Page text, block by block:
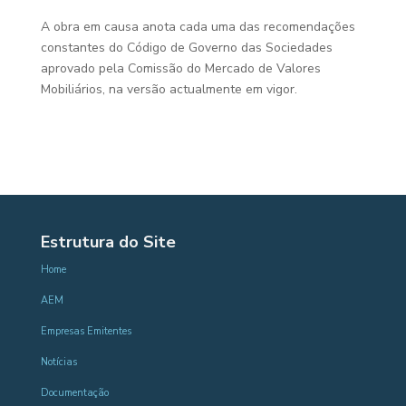
A obra em causa anota cada uma das recomendações
constantes do Código de Governo das Sociedades
aprovado pela Comissão do Mercado de Valores
Mobiliários, na versão actualmente em vigor.
Estrutura do Site
Home
AEM
Empresas Emitentes
Notícias
Documentação